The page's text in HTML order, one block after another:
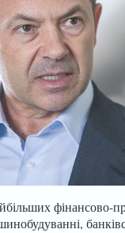
фінансово-